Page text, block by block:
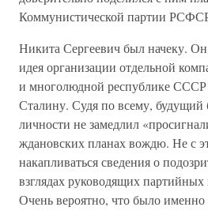
Коммунистической партии
Никита Сергеевич был начеку.
идея организации отдельной
и многолюдной республике СССР
Сталину. Судя по всему, будущий
личности не замедлил
ждановских планах вождю. Не с
накапливаться сведения о
взглядах руководящих
Очень вероятно, что было именно